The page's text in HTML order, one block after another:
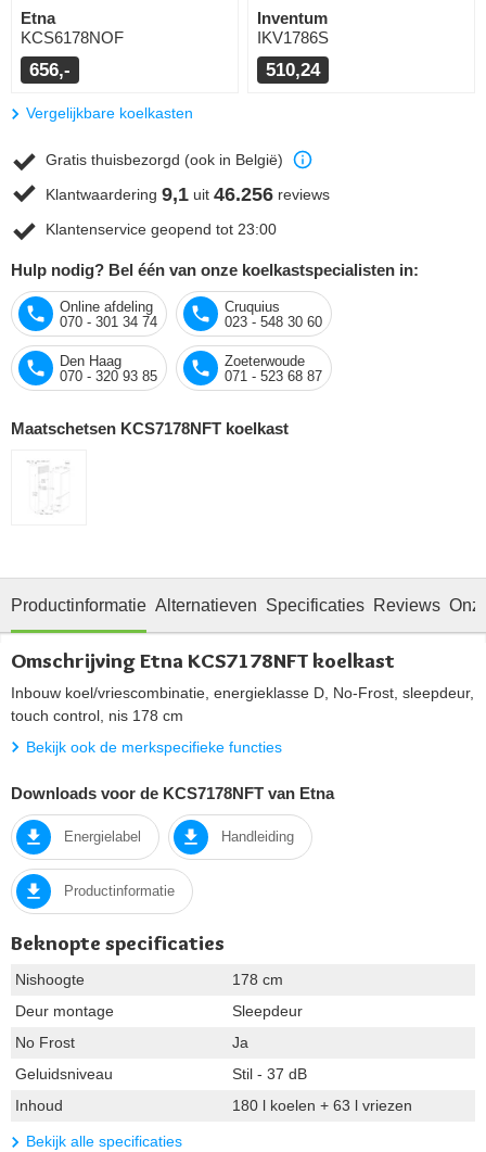
Etna
KCS6178NOF
656,-
Inventum
IKV1786S
510,24
Vergelijkbare koelkasten
Gratis thuisbezorgd (ook in België)
Klantwaardering 9,1 uit 46.256 reviews
Klantenservice geopend tot 23:00
Hulp nodig? Bel één van onze koelkastspecialisten in:
Online afdeling
070 - 301 34 74
Cruquius
023 - 548 30 60
Den Haag
070 - 320 93 85
Zoeterwoude
071 - 523 68 87
Maatschetsen KCS7178NFT koelkast
Productinformatie Alternatieven Specificaties Reviews
Omschrijving Etna KCS7178NFT koelkast
Inbouw koel/vriescombinatie, energieklasse D, No-Frost, sleepdeur,
touch control, nis 178 cm
Bekijk ook de merkspecifieke functies
Downloads voor de KCS7178NFT van Etna
Energielabel Handleiding
Productinformatie
Beknopte specificaties
Nishoogte
178 cm
Deur montage
Sleepdeur
No Frost
Ja
Geluidsniveau
Stil - 37 dB
Inhoud
180 l koelen + 63 l vriezen
Bekijk alle specificaties